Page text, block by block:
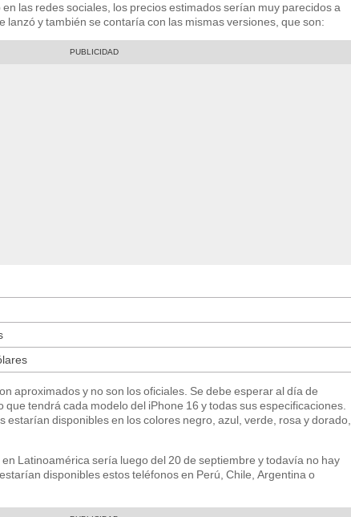
las redes sociales, los precios estimados serían muy parecidos a
lanzó y también se contaría con las mismas versiones, que son:
aproximados y no son los oficiales. Se debe esperar al día de
que tendrá cada modelo del iPhone 16 y todas sus especificaciones.
estarían disponibles en los colores negro, azul, verde, rosa y dorado,
Latinoamérica sería luego del 20 de septiembre y todavía no hay
disponibles estos teléfonos en Perú, Chile, Argentina o